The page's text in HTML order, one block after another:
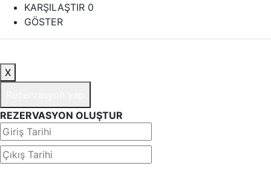
KARŞILAŞTIR 0
GÖSTER
X
REZERVASYON OLUŞTUR